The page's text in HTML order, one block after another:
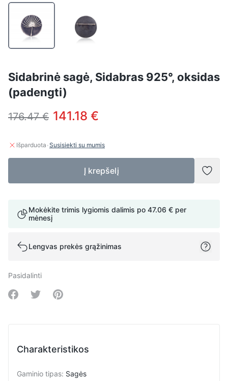
Sidabrinė sagė, Sidabras 925°, oksidas
(padengti)
176.47 € 141.18 €
Išparduota ·Susisiekti su mumis
Į krepšelį
Mokėkite trimis lygiomis dalimis po 47.06 € per
mėnesį
Lengvas prekės grąžinimas
Pasidalinti
Share on Facebook
Share on Twitter
Share on Pinterest
Charakteristikos
Gaminio tipas: Sagės